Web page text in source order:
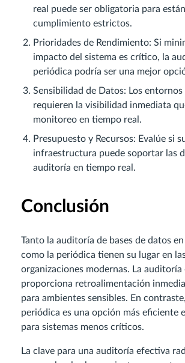
real puede ser obligatoria para
cumplimiento estrictos.
Prioridades de Rendimiento: Si
impacto del sistema es crítico, la
periódica podría ser una mejor
Sensibilidad de Datos: Los
requieren la visibilidad inmediata
monitoreo en tiempo real.
Presupuesto y Recursos: Evalúe si
infraestructura puede soportar las
auditoría en tiempo real.
Conclusión
Tanto la auditoría de bases de datos
como la periódica tienen su lugar en
organizaciones modernas. La auditoría
proporciona retroalimentación
para ambientes sensibles. En
periódica es una opción más eficiente
para sistemas menos críticos.
La clave para una auditoría efectiva